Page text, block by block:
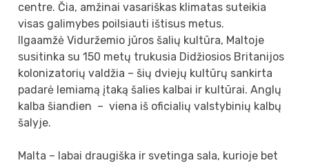
centre. Čia, amžinai vasariškas klimatas suteikia
visas galimybes poilsiauti ištisus metus.
Ilgaamžė Viduržemio jūros šalių kultūra, Maltoje
susitinka su 150 metų trukusia Didžiosios Britanijos
kolonizatorių valdžia – šių dviejų kultūrų sankirta
padarė lemiamą įtaką šalies kalbai ir kultūrai. Anglų
kalba šiandien – viena iš oficialių valstybinių kalbų
šalyje.
Malta – labai draugiška ir svetinga sala, kurioje bet